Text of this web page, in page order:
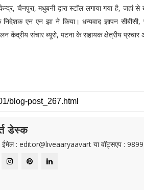
चैनपुरा, मधुबनी द्वारा स्टॉल लगाया गया है, जहां
एन एन झा ने किया। धन्यवाद ज्ञापन
केंद्रीय संचार ब्यूरो, पटना के सहायक क्षेत्रीय प्रचार
डेस्क
ईमेल : editor@liveaaryaavart या वॉट्सएप :